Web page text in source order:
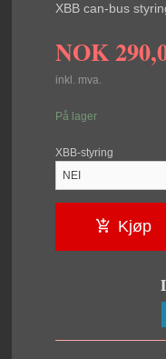
XBB can-bus
NOK
inkl. mva.
På lager
XBB-styring
Kjøp